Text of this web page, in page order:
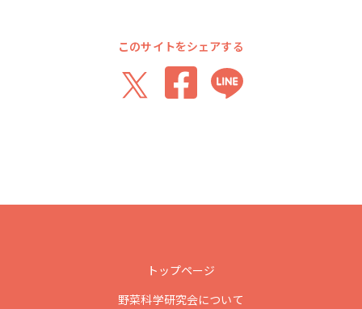
このサイトをシェアする
トップページ
野菜科学研究会について